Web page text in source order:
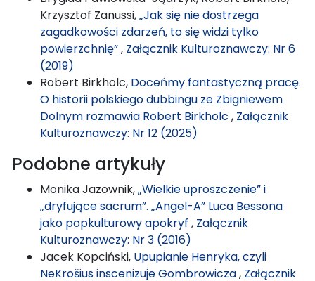
Krzysztof Zanussi,„Jak się nie dostrzega
zagadkowości zdarzeń, to się widzi tylko
powierzchnię”, Załącznik Kulturoznawczy: Nr 6
(2019)
Robert Birkholc, Doceńmy fantastyczną pracę.
O historii polskiego dubbingu ze Zbigniewem
Dolnym rozmawia Robert Birkholc , Załącznik
Kulturoznawczy: Nr 12 (2025)
Podobne artykuły
Monika Jazownik,„Wielkie uproszczenie” i
„dryfujące sacrum”. „Angel-A” Luca Bessona
jako popkulturowy apokryf , Załącznik
Kulturoznawczy: Nr 3 (2016)
Jacek Kopciński, Upupianie Henryka, czyli
NeKrošius inscenizuje Gombrowicza, Załącznik